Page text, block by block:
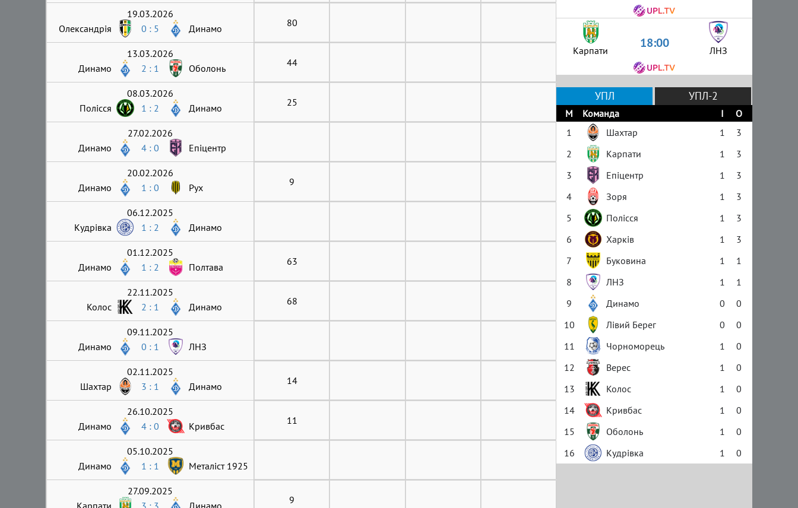
19.03.2026
Олександрія
0 : 5 Динамо 80
13.03.2026
Динамо
2 : 1 Оболонь 44
08.03.2026
Полісся
1 : 2 Динамо 25
27.02.2026
Динамо
4 : 0 Епіцентр
20.02.2026
Динамо
1 : 0 Рух 9
06.12.2025
Кудрівка
1 : 2 Динамо
01.12.2025
Динамо
1 : 2 Полтава 63
22.11.2025
Колос
2 : 1 Динамо 68
09.11.2025
Динамо
0 : 1 ЛНЗ
02.11.2025
Шахтар
3 : 1 Динамо 14
26.10.2025
Динамо
4 : 0 Кривбас 11
05.10.2025
Динамо
1 : 1 Металіст 1925
27.09.2025
Карпати
3 : 3 Динамо 9
Карпати 18:00 ЛНЗ
УПЛ УПЛ-2
М Команда І
О
1
Шахтар 1
3
2
Карпати 1
3
3
Епіцентр 1
3
4
Зоря 1
3
5
Полісся 1
3
6
Харків 1
3
7
Буковина 1
1
8
ЛНЗ 1
1
9
Динамо 0
0
10
Лівий Берег 0
0
11
Чорноморець 1
0
12
Верес 1
0
13
Колос 1
0
14
Кривбас 1
0
15
Оболонь 1
0
16
Кудрівка 1 0